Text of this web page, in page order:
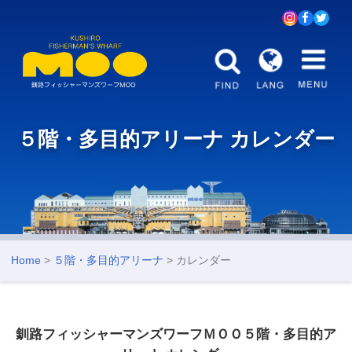
５階・多目的アリーナ カレンダー
Home > ５階・多目的アリーナ > カレンダー
釧路フィッシャーマンズワーフＭＯＯ５階・多目的ア